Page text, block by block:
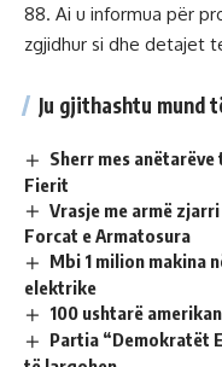
88. Ai u informua për
zgjidhur si dhe detajet
Ju gjithashtu mund
Sherr mes
Fierit
Vrasje me armë
Forcat e Armatosura
Mbi 1 milion makina
elektrike
100 ushtarë
Partia “Demokratët